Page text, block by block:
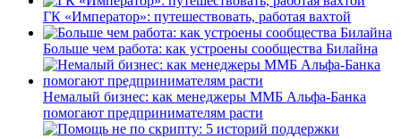
ГК «Император»: путешествовать, работая вахтой
Больше чем работа: как устроены сообщества Билайна
Немалый бизнес: как менеджеры ММБ Альфа-Банка
помогают предпринимателям расти